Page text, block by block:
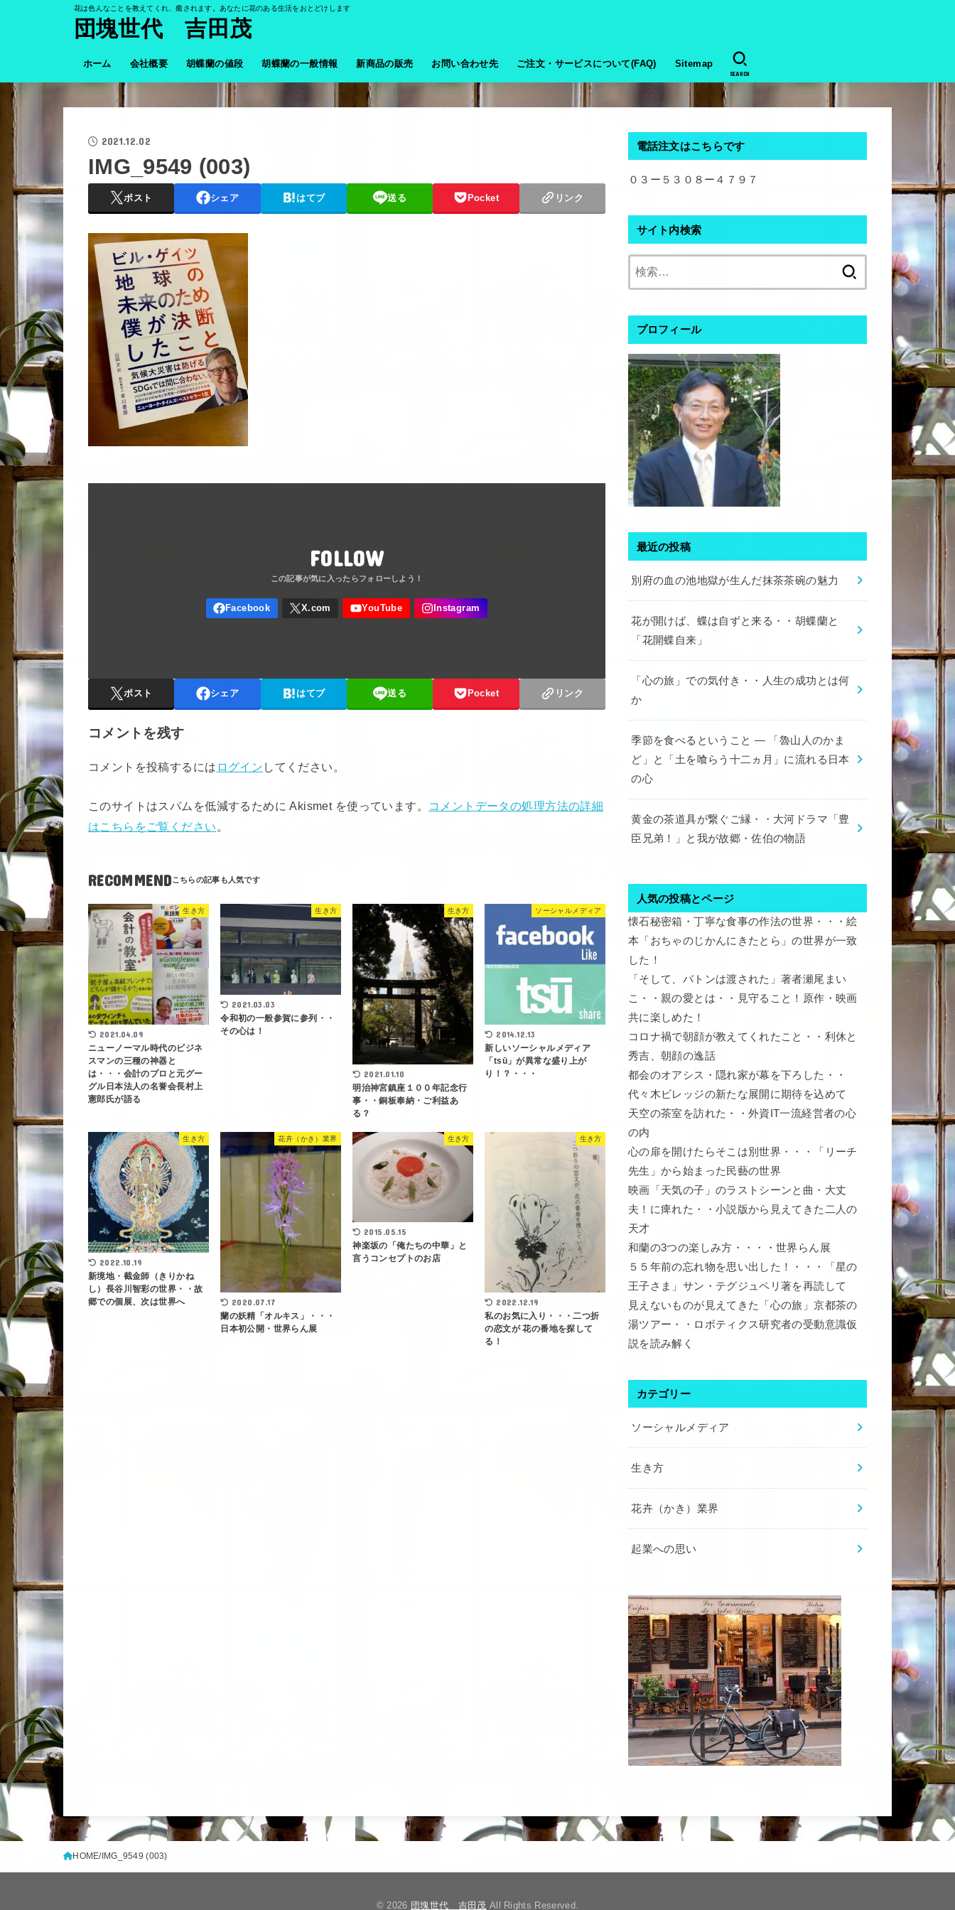
花は色んなことを教えてくれ、癒されます。あなたに花のある生活をおとどけします
団塊世代 吉田茂
ホーム 会社概要 胡蝶蘭の値段 胡蝶蘭の一般情報 新商品の販売 お問い合わせ先 ご注文・サービスについて(FAQ) Sitemap
SEARCH
2021.12.02
IMG_9549 (003)
ポスト シェア はてブ 送る Pocket リンク
FOLLOW
ポスト シェア はてブ 送る Pocket リンク
コメントを残す
コメントを投稿するには ログイン してください。
このサイトはスパムを低減するために Akismet を使っています。
コメントデータの処理方法の詳細
はこちらをご覧ください 。
RECOMMEND
生き方
2021.04.09
ニューノーマル時代のビジネ
スマンの三種の神器と
は・・・会計のプロと元グー
グル日本法人の名誉会長村上
憲郎氏が語る
生き方
2021.03.03
令和初の一般参賀に参列・・
その心は！
生き方
2021.01.10
明治神宮鎮座１００年記念行
事・・銅板奉納・ご利益あ
る？
ソーシャルメディア
2014.12.13
新しいソーシャルメディア
「tsū」が異常な盛り上が
り！？・・・
生き方
2022.10.19
新境地・截金師（きりかね
し）長谷川智彩の世界・・故
郷での個展、次は世界へ
花卉（かき）業界
2020.07.17
蘭の妖精「オルキス」・・・
日本初公開・世界らん展
生き方
2015.05.15
神楽坂の「俺たちの中華」と
言うコンセプトのお店
生き方
2022.12.19
私のお気に入り・・・二つ折
の恋文が 花の番地を探して
る！
電話注文はこちらです
０３ー５３０８ー４７９７
サイト内検索
プロフィール
最近の投稿
別府の血の池地獄が生んだ抹茶茶碗の魅力
花が開けば、蝶は自ずと来る・・胡蝶蘭と
「花開蝶自来」
「心の旅」での気付き・・人生の成功とは何
か
季節を食べるということ ― 「魯山人のかま
ど」と「土を喰らう十二ヵ月」に流れる日本
の心
黄金の茶道具が繋ぐご縁・・大河ドラマ「豊
臣兄弟！」と我が故郷・佐伯の物語
人気の投稿とページ
懐石秘密箱・丁寧な食事の作法の世界・・・絵
本「おちゃのじかんにきたとら」の世界が一致
した！
「そして、バトンは渡された」著者瀬尾まい
こ・・親の愛とは・・見守ること！原作・映画
共に楽しめた！
コロナ禍で朝顔が教えてくれたこと・・利休と
秀吉、朝顔の逸話
都会のオアシス・隠れ家が幕を下ろした・・
代々木ビレッジの新たな展開に期待を込めて
天空の茶室を訪れた・・外資IT一流経営者の心
の内
心の扉を開けたらそこは別世界・・・「リーチ
先生」から始まった民藝の世界
映画「天気の子」のラストシーンと曲・大丈
夫！に痺れた・・小説版から見えてきた二人の
天才
和蘭の3つの楽しみ方・・・・世界らん展
５５年前の忘れ物を思い出した！・・・「星の
王子さま」サン・テグジュペリ著を再読して
見えないものが見えてきた「心の旅」京都茶の
湯ツアー・・ロボティクス研究者の受動意識仮
説を読み解く
カテゴリー
ソーシャルメディア
生き方
花卉（かき）業界
起業への思い
HOME IMG_9549 (003)
© 2026 団塊世代 吉田茂 All Rights Reserved.